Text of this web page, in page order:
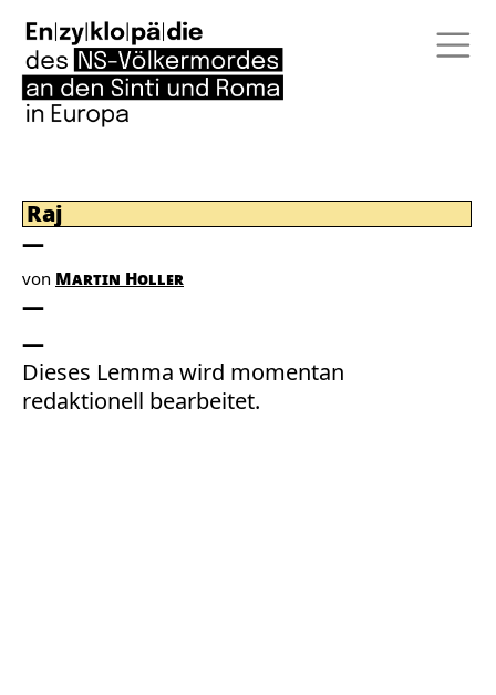
Raj
von Martin Holler
Dieses Lemma wird momentan
redaktionell bearbeitet.